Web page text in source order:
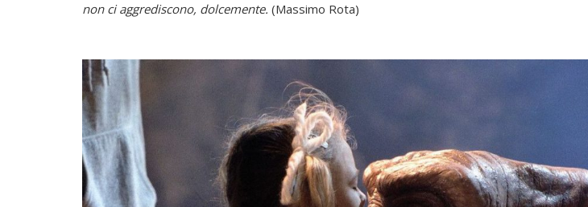
non ci aggrediscono, dolcemente. (Massimo Rota)